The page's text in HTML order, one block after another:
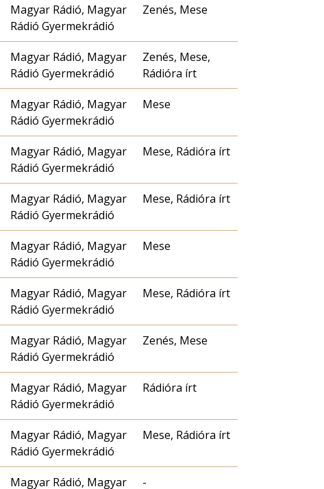
Magyar Rádió, Magyar
Rádió Gyermekrádió
Zenés, Mese
Magyar Rádió, Magyar
Rádió Gyermekrádió
Zenés, Mese,
Rádióra írt
Magyar Rádió, Magyar
Rádió Gyermekrádió
Mese
Magyar Rádió, Magyar
Rádió Gyermekrádió
Mese, Rádióra írt
Magyar Rádió, Magyar
Rádió Gyermekrádió
Mese, Rádióra írt
Magyar Rádió, Magyar
Rádió Gyermekrádió
Mese
Magyar Rádió, Magyar
Rádió Gyermekrádió
Mese, Rádióra írt
Magyar Rádió, Magyar
Rádió Gyermekrádió
Zenés, Mese
Magyar Rádió, Magyar
Rádió Gyermekrádió
Rádióra írt
Magyar Rádió, Magyar
Rádió Gyermekrádió
Mese, Rádióra írt
Magyar Rádió, Magyar -